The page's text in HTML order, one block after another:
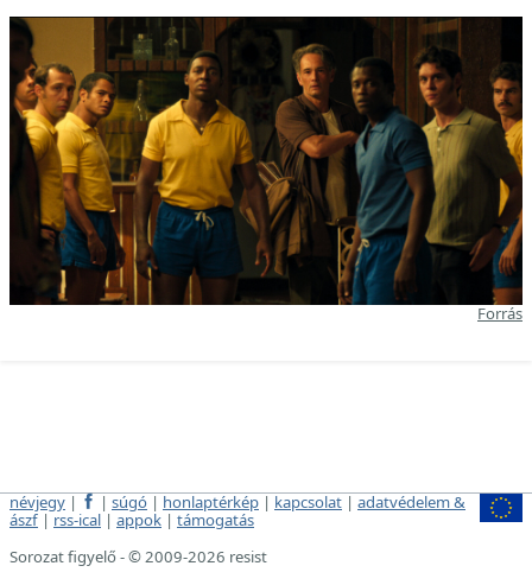
Forrás
névjegy | | súgó | honlaptérkép | kapcsolat | adatvédelem &
ászf | rss-ical | appok | támogatás
Sorozat figyelő - © 2009-2026 resist